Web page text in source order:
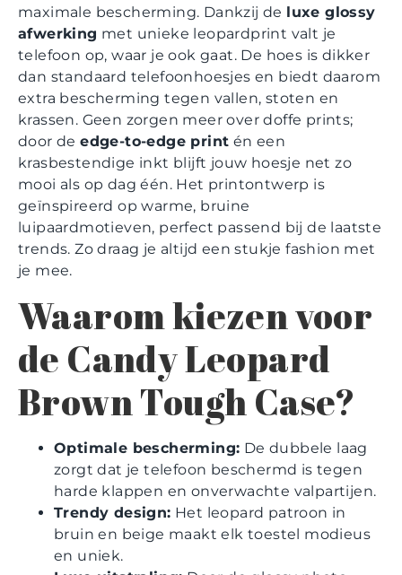
maximale bescherming. Dankzij de luxe glossy
afwerking met unieke leopardprint valt je
telefoon op, waar je ook gaat. De hoes is dikker
dan standaard telefoonhoesjes en biedt daarom
extra bescherming tegen vallen, stoten en
krassen. Geen zorgen meer over doffe prints;
door deedge-to-edge print én een
krasbestendige inkt blijft jouw hoesje net zo
mooi als op dag één. Het printontwerp is
geïnspireerd op warme, bruine
luipaardmotieven, perfect passend bij de laatste
trends. Zo draag je altijd een stukje fashion met
je mee.
Waarom kiezen voor
de Candy Leopard
Brown Tough Case?
Optimale bescherming: De dubbele laag
zorgt dat je telefoon beschermd is tegen
harde klappen en onverwachte valpartijen.
Trendy design: Het leopard patroon in
bruin en beige maakt elk toestel modieus
en uniek.